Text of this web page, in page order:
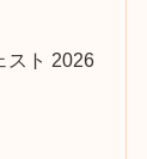
スト 2026